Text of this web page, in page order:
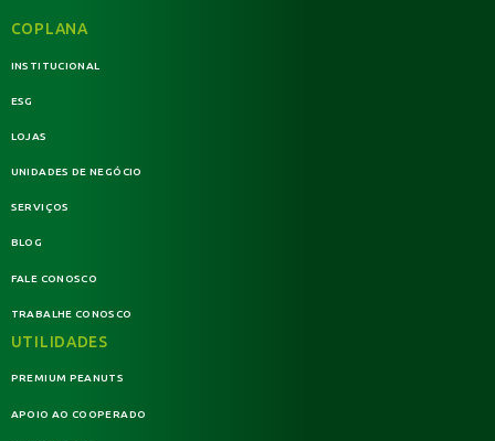
COPLANA
INSTITUCIONAL
ESG
LOJAS
UNIDADES DE NEGÓCIO
SERVIÇOS
BLOG
FALE CONOSCO
TRABALHE CONOSCO
UTILIDADES
PREMIUM PEANUTS
APOIO AO COOPERADO